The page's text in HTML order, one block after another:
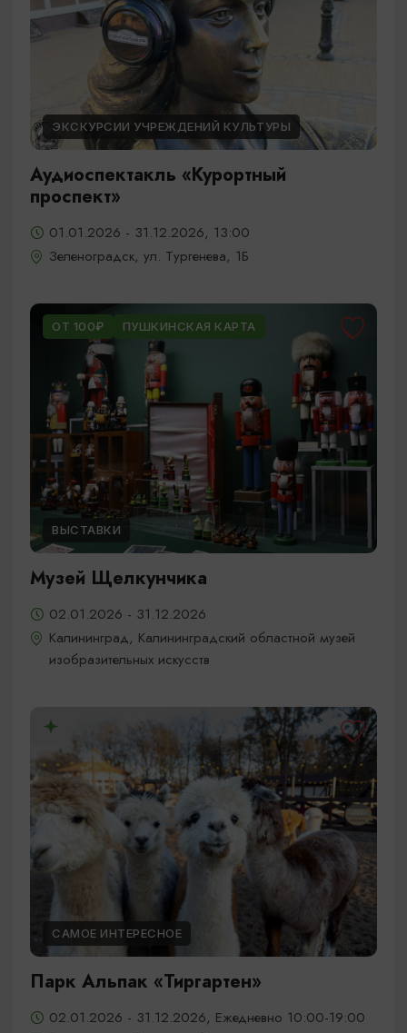
ЭКСКУРСИИ УЧРЕЖДЕНИЙ КУЛЬТУРЫ
Аудиоспектакль «Курортный
проспект»
01.01.2026 - 31.12.2026, 13:00
Зеленоградск, ул. Тургенева, 1Б
ОТ 100₽ ПУШКИНСКАЯ КАРТА
ВЫСТАВКИ
Музей Щелкунчика
02.01.2026 - 31.12.2026
Калининград, Калининградский областной музей
изобразительных искусств
САМОЕ ИНТЕРЕСНОЕ
Парк Альпак «Тиргартен»
02.01.2026 - 31.12.2026, Ежедневно 10:00-19:00